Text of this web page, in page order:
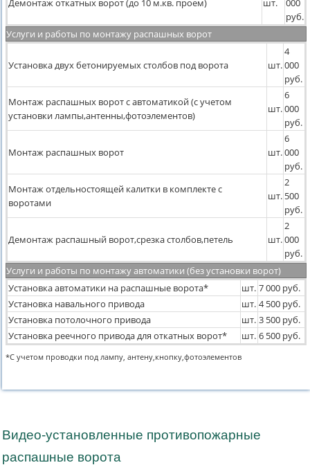
Демонтаж откатных ворот (до 10 м.кв. проем) шт.
000
руб.
Услуги и работы по монтажу распашных ворот
Установка двух бетонируемых столбов под ворота шт.
4
000
руб.
Монтаж распашных ворот с автоматикой (с учетом
установки лампы,антенны,фотоэлементов)
шт.
6
000
руб.
Монтаж распашных ворот шт.
6
000
руб.
Монтаж отдельностоящей калитки в комплекте с
воротами
шт.
2
500
руб.
Демонтаж распашный ворот,срезка столбов,петель шт.
2
000
руб.
Услуги и работы по монтажу автоматики (без установки ворот)
Установка автоматики на распашные ворота*
шт. 7 000 руб.
Установка навального привода
шт. 4 500 руб.
Установка потолочного привода
шт. 3 500 руб.
Установка реечного привода для откатных ворот*
шт. 6 500 руб.
*С учетом проводки под лампу, антену,кнопку,фотоэлементов
Видео-установленные противопожарные
распашные ворота